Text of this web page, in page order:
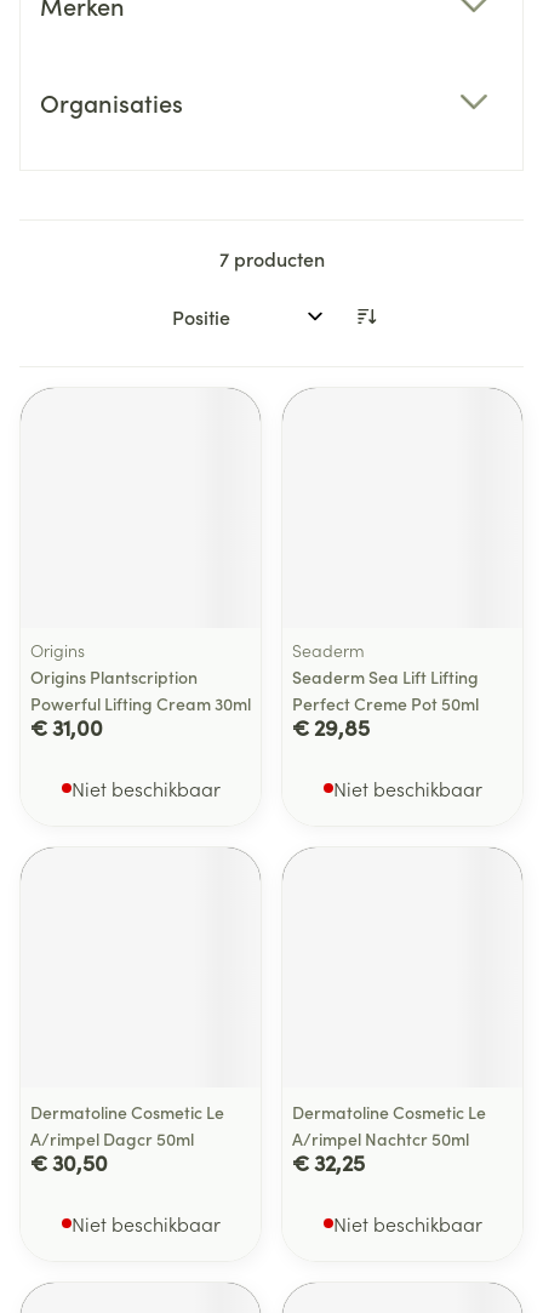
Organisaties
7producten
Sorteer op:
Origins
Origins Plantscription
Powerful Lifting Cream 30ml
€ 31,00
Niet beschikbaar
Seaderm
Seaderm Sea Lift Lifting
Perfect Creme Pot 50ml
€ 29,85
Niet beschikbaar
Dermatoline Cosmetic Le
A/rimpel Dagcr 50ml
€ 30,50
Niet beschikbaar
Dermatoline Cosmetic Le
A/rimpel Nachtcr 50ml
€ 32,25
Niet beschikbaar